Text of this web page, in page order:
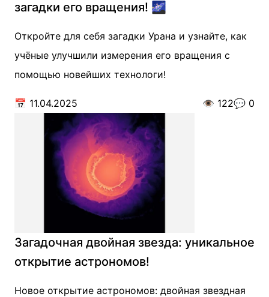
загадки его вращения! 🌌
Откройте для себя загадки Урана и узнайте, как
учёные улучшили измерения его вращения с
помощью новейших технологи!
📅 11.04.2025 👁️ 122💬 0
Загадочная двойная звезда: уникальное
открытие астрономов!
Новое открытие астрономов: двойная звездная